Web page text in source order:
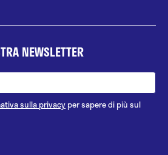
NEWSLETTER
sulla privacyper sapere di più sul